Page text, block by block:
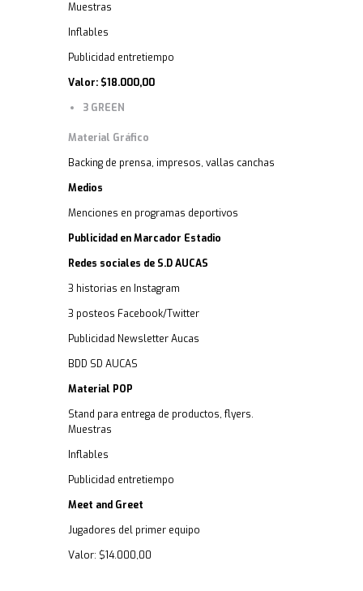
Muestras
Inflables
Publicidad entretiempo
Valor: $18.000,00
3 GREEN
Material Gráfico
Backing de prensa, impresos, vallas canchas
Medios
Menciones en programas deportivos
Publicidad en Marcador Estadio
Redes sociales de S.D AUCAS
3 historias en Instagram
3 posteos Facebook/Twitter
Publicidad Newsletter Aucas
BDD SD AUCAS
Material POP
Stand para entrega de productos, flyers.
Muestras
Inflables
Publicidad entretiempo
Meet and Greet
Jugadores del primer equipo
Valor: $14.000,00